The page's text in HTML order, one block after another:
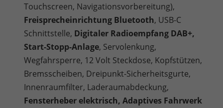
Touchscreen, Navigationsvorbereitung),
Freisprecheinrichtung Bluetooth, USB-C
Schnittstelle, Digitaler Radioempfang DAB+,
Start-Stopp-Anlage, Servolenkung,
Wegfahrsperre, 12 Volt Steckdose, Kopfstützen,
Bremsscheiben, Dreipunkt-Sicherheitsgurte,
Innenraumfilter, Laderaumabdeckung,
Fensterheber elektrisch, Adaptives Fahrwerk